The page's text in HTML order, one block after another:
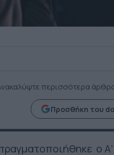
περισσότερα
Προσθήκη του
o